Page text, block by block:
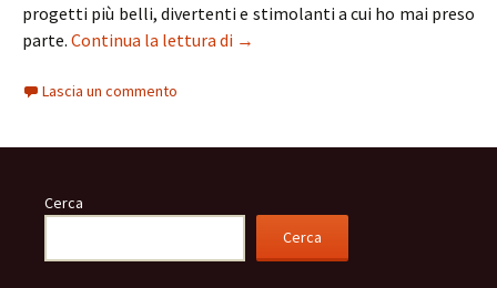
progetti più belli, divertenti e stimolanti a cui ho mai preso
parte. Continua la lettura di Atterraggio in Italia: dieci storie
→
Lascia un commento
Cerca
Cerca